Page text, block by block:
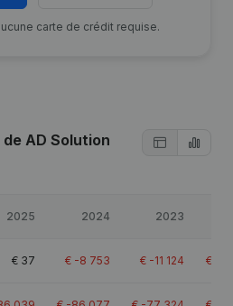
carte de crédit requise.
de AD Solution
2025 2024 2023
€ 37 € -8 753 € -11 124 €